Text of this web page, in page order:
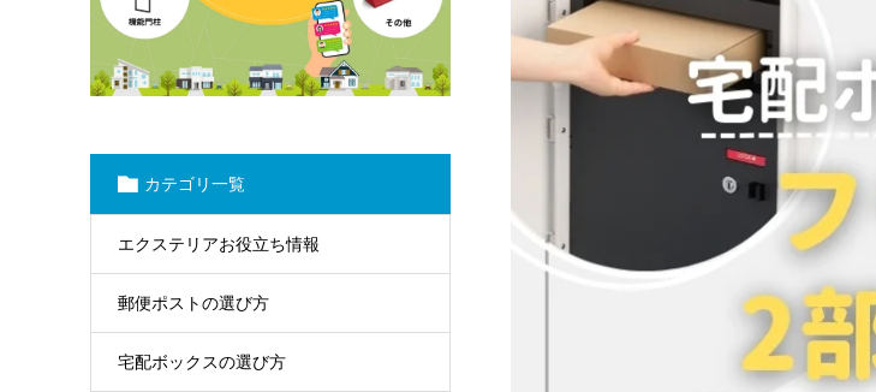
カテゴリ一覧
エクステリアお役立ち情報
郵便ポストの選び方
宅配ボックスの選び方